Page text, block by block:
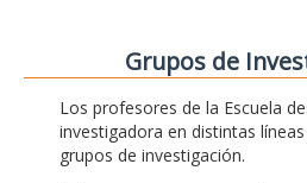
Grupos de
Los profesores de la Escuela
investigadora en distintas
grupos de investigación.